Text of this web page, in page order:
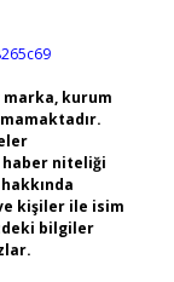
kurum
haber niteliği
kişiler ile isim
bilgiler